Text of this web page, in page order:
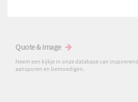
Quote & Image
Neem een kijkje in onze database van
aansporen en bemoedigen.